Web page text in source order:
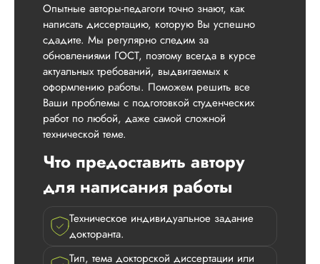
Опытные авторы-педагоги точно знают, как
написать диссертацию, которую Вы успешно
сдадите. Мы регулярно следим за
обновлениями ГОСТ, поэтому всегда в курсе
актуальных требований, выдвигаемых к
оформлению работы. Поможем решить все
Ваши проблемы с подготовкой студенческих
работ по любой, даже самой сложной
технической теме.
Что предоставить автору
для написания работы
Техническое индивидуальное задание
докторанта.
Тип, тема докторской диссертации или